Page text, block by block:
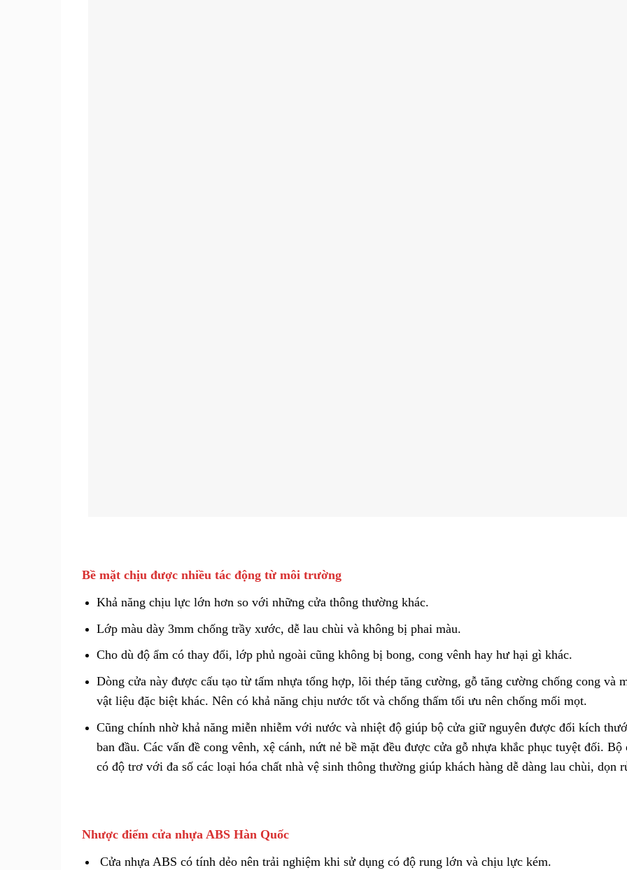
Bề mặt chịu được nhiều tác động từ môi trường
Khả năng chịu lực lớn hơn so với những cửa thông thường khác.
Lớp màu dày 3mm chống trầy xước, dễ lau chùi và không bị phai màu.
Cho dù độ ẩm có thay đổi, lớp phủ ngoài cũng không bị bong, cong vênh hay hư hại gì khác.
Dòng cửa này được cấu tạo từ tấm nhựa tổng hợp, lõi thép tăng cường, gỗ tăng cường chống cong và
vật liệu đặc biệt khác. Nên có khả năng chịu nước tốt và chống thấm tối ưu nên chống mối mọt.
Cũng chính nhờ khả năng miễn nhiễm với nước và nhiệt độ giúp bộ cửa giữ nguyên được đổi kích
ban đầu. Các vấn đề cong vênh, xệ cánh, nứt nẻ bề mặt đều được cửa gỗ nhựa khắc phục tuyệt đối. Bộ
có độ trơ với đa số các loại hóa chất nhà vệ sinh thông thường giúp khách hàng dễ dàng lau chùi, dọn
Nhược điểm cửa nhựa ABS Hàn Quốc
Cửa nhựa ABS có tính dẻo nên trải nghiệm khi sử dụng có độ rung lớn và chịu lực kém.